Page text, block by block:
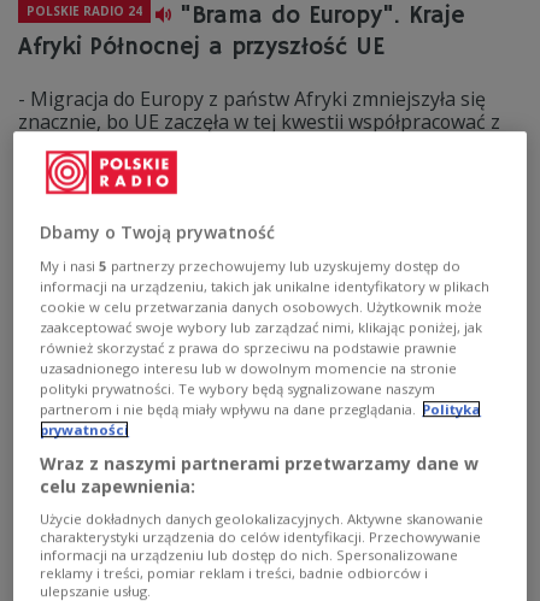
POLSKIE RADIO 24
"Brama do Europy". Kraje
Afryki Północnej a przyszłość UE
- Migracja do Europy z państw Afryki zmniejszyła się
znacznie, bo UE zaczęła w tej kwestii współpracować z
krajami Afryki Północnej i nie tylko - powiedział w audycji
"Świat 24" w Polskim Radiu 24 Maciej Pawłowski analityk
z Instytut Nowej Europy, autor książki "Brama do
Starego Kontynentu".
Zobacz więcej na temat:Algieria Libia Maroko
Tunezja
Egipt
Dbamy o Twoją prywatność
My i nasi5 partnerzy przechowujemy lub uzyskujemy dostęp do
informacji na urządzeniu, takich jak unikalne identyfikatory w plikach
cookie w celu przetwarzania danych osobowych. Użytkownik może
zaakceptować swoje wybory lub zarządzać nimi, klikając poniżej, jak
również skorzystać z prawa do sprzeciwu na podstawie prawnie
uzasadnionego interesu lub w dowolnym momencie na stronie
polityki prywatności. Te wybory będą sygnalizowane naszym
partnerom i nie będą miały wpływu na dane przeglądania. Polityka
prywatności
Wraz z naszymi partnerami przetwarzamy dane w
celu zapewnienia:
Użycie dokładnych danych geolokalizacyjnych. Aktywne skanowanie
charakterystyki urządzenia do celów identyfikacji. Przechowywanie
informacji na urządzeniu lub dostęp do nich. Spersonalizowane
reklamy i treści, pomiar reklam i treści, badnie odbiorców i
ulepszanie usług.